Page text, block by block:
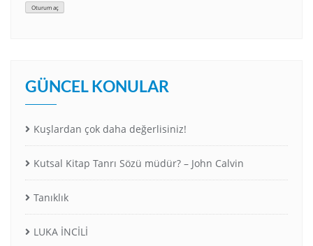
Oturum aç
GÜNCEL KONULAR
Kuşlardan çok daha değerlisiniz!
Kutsal Kitap Tanrı Sözü müdür? – John Calvin
Tanıklık
LUKA İNCİLİ